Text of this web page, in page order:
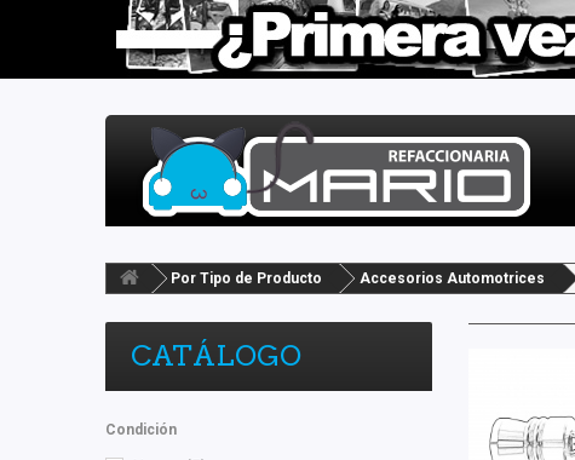
Por Tipo de Producto Accesorios Automotrices
CATÁLOGO
Condición